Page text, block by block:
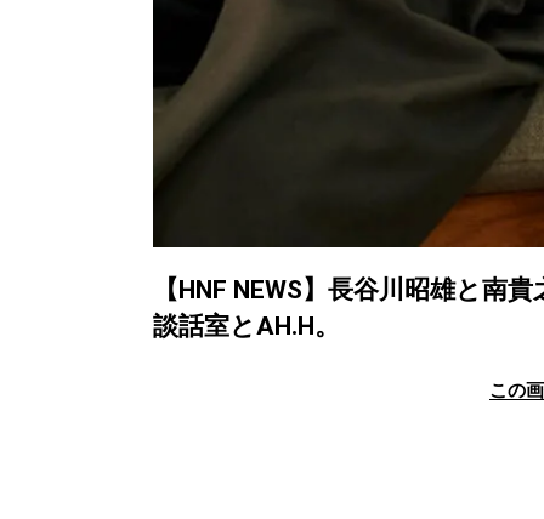
【HNF NEWS】長谷川昭雄と南
談話室とAH.H。
この